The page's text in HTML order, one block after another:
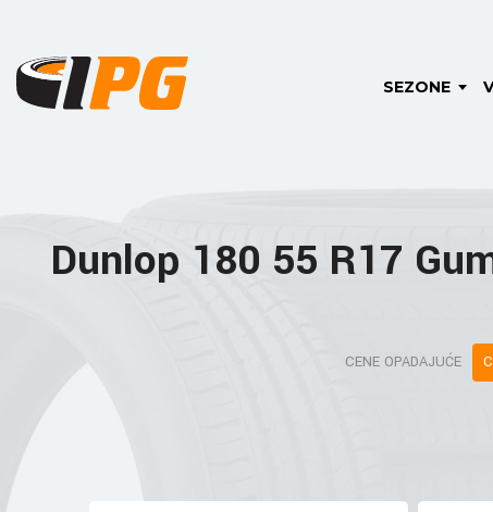
SEZONE
Dunlop 180 55 R17
CENE OPADAJUĆE